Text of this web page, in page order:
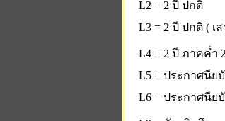
L2 = 2 ปี ปกติ
L3 = 2 ปี ปกติ ( เ
L4 = 2 ปี ภาคค่ำ 2
L5 = ประกาศนีย
L6 = ประกาศนีย